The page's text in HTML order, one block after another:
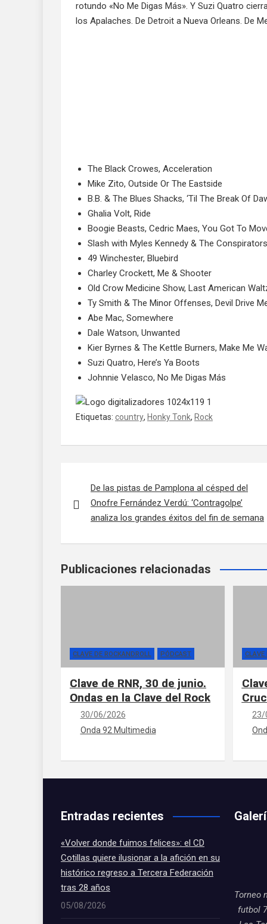
rotundo «No Me Digas Más». Y Suzi Quatro
los Apalaches. De Detroit a Nueva Orleans. De
The Black Crowes, Acceleration
Mike Zito, Outside Or The Eastside
B.B. & The Blues Shacks, ‘Til The Break Of
Ghalia Volt, Ride
Boogie Beasts, Cedric Maes, You Got To
Slash with Myles Kennedy & The
49 Winchester, Bluebird
Charley Crockett, Me & Shooter
Old Crow Medicine Show, Last American
Ty Smith & The Minor Offenses, Devil Drive
Abe Mac, Somewhere
Dale Watson, Unwanted
Kier Byrnes & The Kettle Burners, Make Me
Suzi Quatro, Here’s Ya Boots
Johnnie Velasco, No Me Digas Más
Etiquetas: country, Honky Tonk, Rock
De las pistas de Pamplona al césped del
Onofre Fernández Verdú: ‘Contragolpe’
analiza los grandes éxitos del fin de semana
Publicaciones relacionadas
CLAVE DE ROCKANDROLL PÓDCAST
Clave de RNR, 30 de junio.
Ondas en la Clave del Rock
30/06/2026
Onda 92 Multimedia
CLAVE
23/
Entradas recientes
«Volver donde fuimos felices»: el CD
Cotillas quiere ilusionar a la afición en su
histórico regreso a Tercera Federación
tras 28 años
05/08/2026
Torneo
futbol